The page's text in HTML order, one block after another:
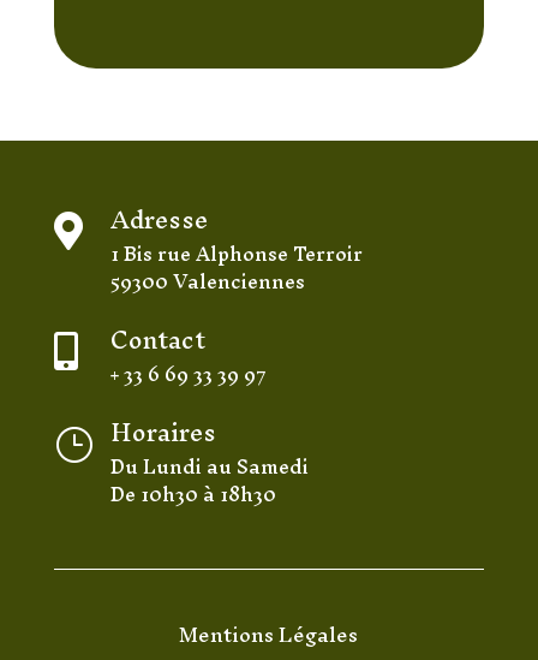
 Adresse
1 Bis rue Alphonse Terroir
59300 Valenciennes
 Contact
+ 33 6 69 33 39 97
} Horaires
Du Lundi au Samedi
De 10h30 à 18h30
Mentions Légales